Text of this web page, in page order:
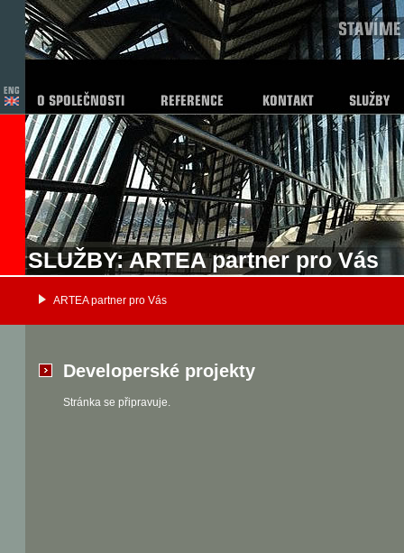
SLUŽBY: ARTEA partner pro Vás
ARTEA partner pro Vás
Developerské projekty
Stránka se připravuje.